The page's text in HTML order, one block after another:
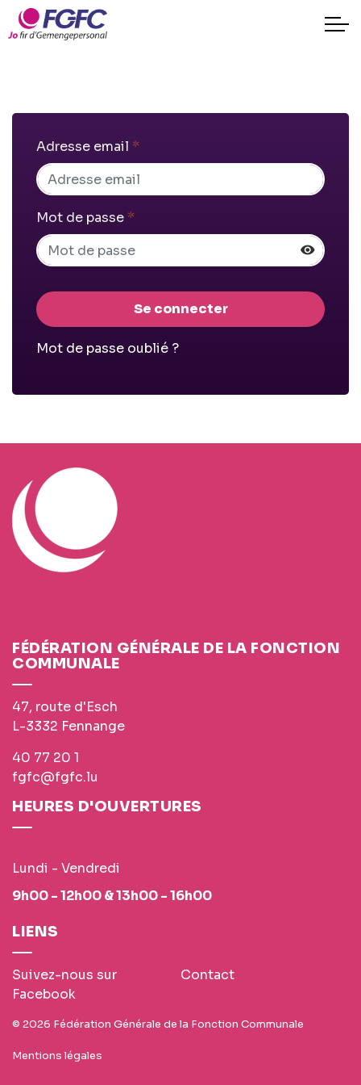
Adresse email *
Mot de passe *
Se connecter
Mot de passe oublié ?
FÉDÉRATION GÉNÉRALE DE LA FONCTION
COMMUNALE
47, route d'Esch
L-3332 Fennange
40 77 20 1
fgfc@fgfc.lu
HEURES D'OUVERTURES
Lundi - Vendredi
9h00 - 12h00 & 13h00 - 16h00
LIENS
Suivez-nous sur
Facebook
Contact
© 2026 Fédération Générale de la Fonction Communale
Mentions légales